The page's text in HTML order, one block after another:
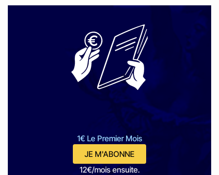
1€ Le Premier Mois
JE M'ABONNE
12€/mois ensuite.